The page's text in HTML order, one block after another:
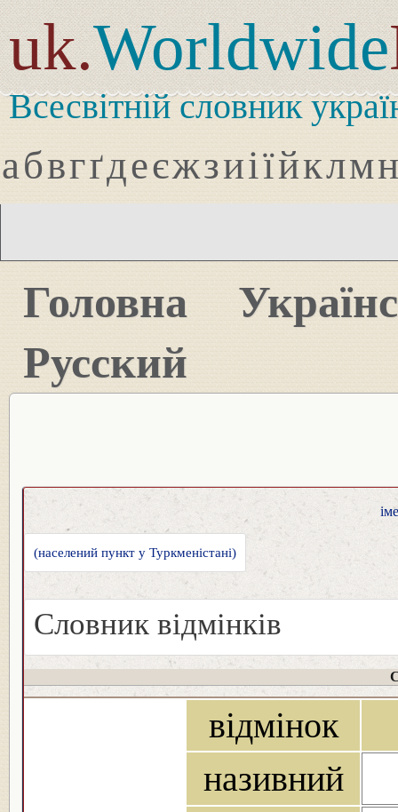
uk.Worldwide
Всесвітній словник
абвгґдеєжзиіїйклмн
Головна
Русский
(населений пункт у Туркменістані)
Словник відмінків
відмінок
називний